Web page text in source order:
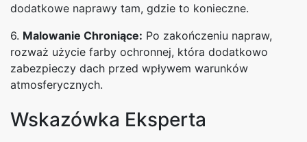
dodatkowe naprawy tam, gdzie to konieczne.
6. Malowanie Chroniące: Po zakończeniu napraw,
rozważ użycie farby ochronnej, która dodatkowo
zabezpieczy dach przed wpływem warunków
atmosferycznych.
Wskazówka Eksperta